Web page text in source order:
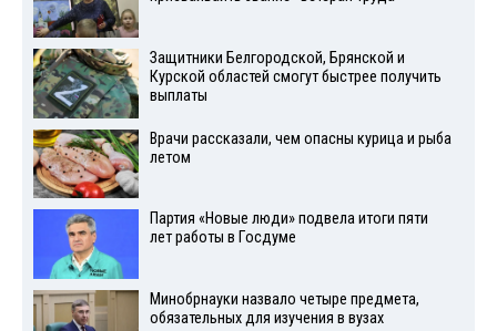
Защитники Белгородской, Брянской и
Курской областей смогут быстрее получить
выплаты
Врачи рассказали, чем опасны курица и рыба
летом
Партия «Новые люди» подвела итоги пяти
лет работы в Госдуме
Минобрнауки назвало четыре предмета,
обязательных для изучения в вузах